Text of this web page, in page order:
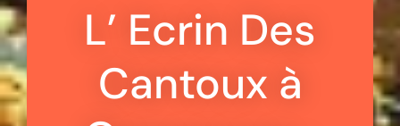
L’ Ecrin Des
Cantoux à